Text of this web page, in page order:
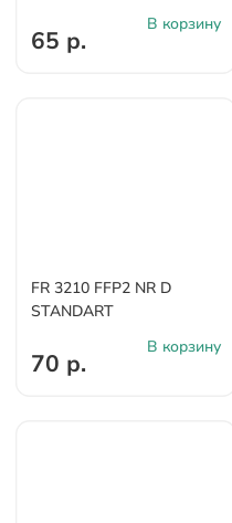
65 р.
В корзину
FR 3210 FFP2 NR D
STANDART
70 р.
В корзину